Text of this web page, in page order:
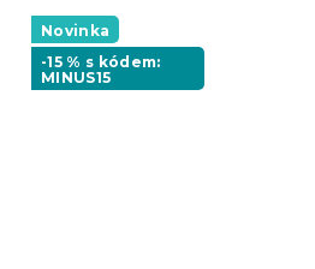
Novinka
-15 % s kódem:
MINUS15